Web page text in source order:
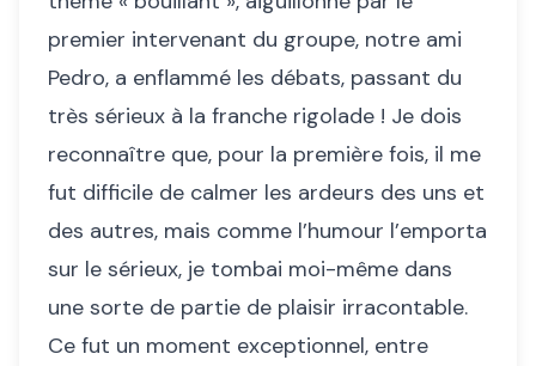
premier intervenant du groupe, notre ami
Pedro, a enflammé les débats, passant du
très sérieux à la franche rigolade ! Je dois
reconnaître que, pour la première fois, il me
fut difficile de calmer les ardeurs des uns et
des autres, mais comme l’humour l’emporta
sur le sérieux, je tombai moi-même dans
une sorte de partie de plaisir irracontable.
Ce fut un moment exceptionnel, entre